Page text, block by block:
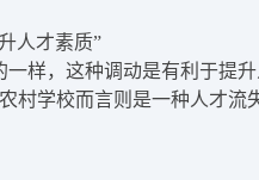
人才素质”
样，这种调动是有利于提
村学校而言则是一种人才流